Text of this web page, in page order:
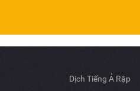
Dịch Tiếng Ả Rập